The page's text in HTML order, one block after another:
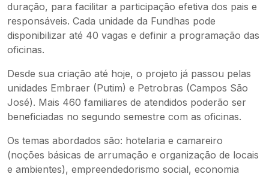
duração, para facilitar a participação efetiva dos pais e
responsáveis. Cada unidade da Fundhas pode
disponibilizar até 40 vagas e definir a programação das
oficinas.
Desde sua criação até hoje, o projeto já passou pelas
unidades Embraer (Putim) e Petrobras (Campos São
José). Mais 460 familiares de atendidos poderão ser
beneficiadas no segundo semestre com as oficinas.
Os temas abordados são: hotelaria e camareiro
(noções básicas de arrumação e organização de locais
e ambientes), empreendedorismo social, economia